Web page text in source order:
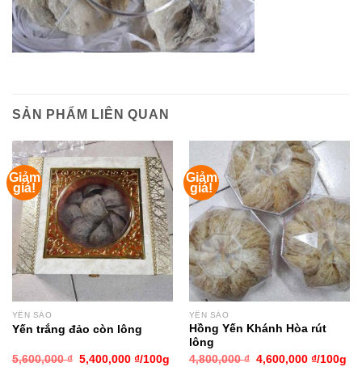
SẢN PHẨM LIÊN QUAN
Giảm
giá!
YẾN SÀO
Yến trắng đảo còn lông
5,600,000₫ 5,400,000 ₫/100g
Giảm
giá!
YẾN SÀO
Hồng Yến Khánh Hòa rút
lông
4,800,000₫ 4,600,000 ₫/100g